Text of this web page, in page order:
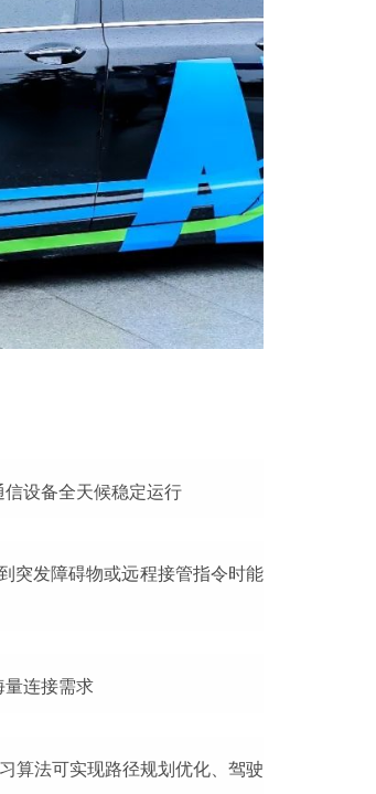
设备全天候稳定运行
突发障碍物或远程接管指令时能
量连接需求
算法可实现路径规划优化、驾驶